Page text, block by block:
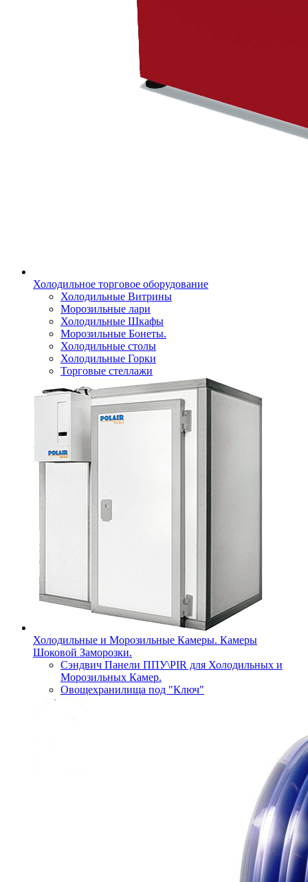
Холодильное торговое оборудование
Холодильные Витрины
Морозильные лари
Холодильные Шкафы
Морозильные Бонеты.
Холодильные столы
Холодильные Горки
Торговые стеллажи
Холодильные и Морозильные Камеры. Камеры
Шоковой Заморозки.
Сэндвич Панели ППУ\PIR для Холодильных и
Морозильных Камер.
Овощехранилища под "Ключ"